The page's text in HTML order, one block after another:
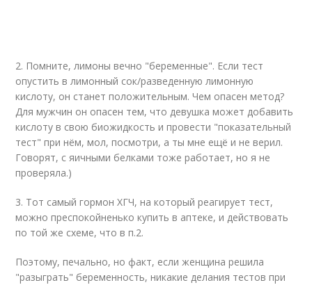
2. Помните, лимоны вечно "беременные". Если тест
опустить в лимонный сок/разведенную лимонную
кислоту, он станет положительным. Чем опасен метод?
Для мужчин он опасен тем, что девушка может добавить
кислоту в свою биожидкость и провести "показательный
тест" при нём, мол, посмотри, а ты мне ещё и не верил.
Говорят, с яичными белками тоже работает, но я не
проверяла.)
3. Тот самый гормон ХГЧ, на который реагирует тест,
можно преспокойненько купить в аптеке, и действовать
по той же схеме, что в п.2.
Поэтому, печально, но факт, если женщина решила
"разыграть" беременность, никакие делания тестов при